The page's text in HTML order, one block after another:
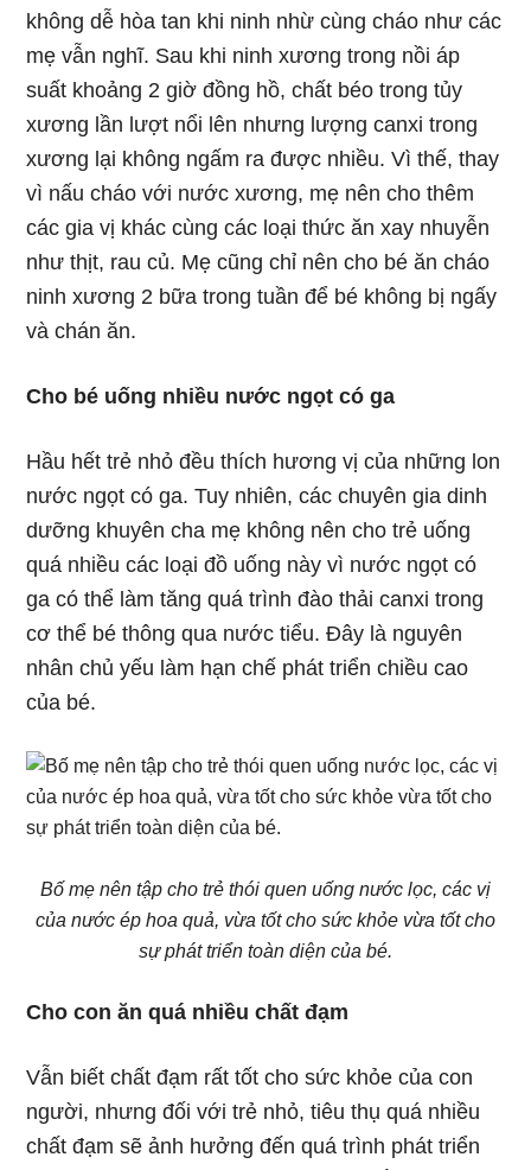
không dễ hòa tan khi ninh nhừ cùng cháo như các
mẹ vẫn nghĩ. Sau khi ninh xương trong nồi áp
suất khoảng 2 giờ đồng hồ, chất béo trong tủy
xương lần lượt nổi lên nhưng lượng canxi trong
xương lại không ngấm ra được nhiều. Vì thế, thay
vì nấu cháo với nước xương, mẹ nên cho thêm
các gia vị khác cùng các loại thức ăn xay nhuyễn
như thịt, rau củ. Mẹ cũng chỉ nên cho bé ăn cháo
ninh xương 2 bữa trong tuần để bé không bị ngấy
và chán ăn.
Cho bé uống nhiều nước ngọt có ga
Hầu hết trẻ nhỏ đều thích hương vị của những lon
nước ngọt có ga. Tuy nhiên, các chuyên gia dinh
dưỡng khuyên cha mẹ không nên cho trẻ uống
quá nhiều các loại đồ uống này vì nước ngọt có
ga có thể làm tăng quá trình đào thải canxi trong
cơ thể bé thông qua nước tiểu. Đây là nguyên
nhân chủ yếu làm hạn chế phát triển chiều cao
của bé.
Bố mẹ nên tập cho trẻ thói quen uống nước lọc, các vị
của nước ép hoa quả, vừa tốt cho sức khỏe vừa tốt cho
sự phát triển toàn diện của bé.
Cho con ăn quá nhiều chất đạm
Vẫn biết chất đạm rất tốt cho sức khỏe của con
người, nhưng đối với trẻ nhỏ, tiêu thụ quá nhiều
chất đạm sẽ ảnh hưởng đến quá trình phát triển